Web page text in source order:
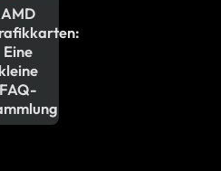
AMD
Eine
kleine
FAQ-